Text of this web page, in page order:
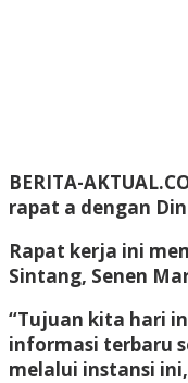
BERITA-
rapat a dengan
Rapat kerja ini
Sintang, Senen
“Tujuan kita hari
informasi terbaru
melalui instansi